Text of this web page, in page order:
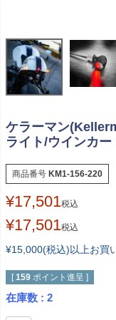
ケラーマン
ライト/ウインカー
商品番号 KM1-156-220
¥17,501税込
¥17,501税込
¥15,000(税込)以上お買
[ 159 ポイント進呈 ]
在庫数 2